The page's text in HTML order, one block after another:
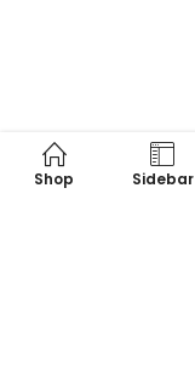
Shop Sidebar